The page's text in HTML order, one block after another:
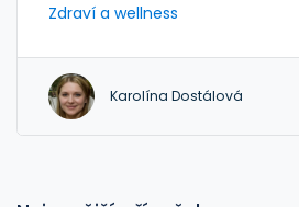
které vám pomohou chránit
Zdraví a wellness
Karolína Dostálová